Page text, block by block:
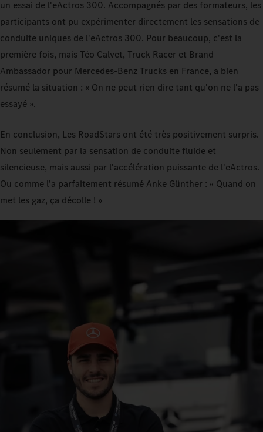
un essai de l'eActros 300. Accompagnés par des formateurs, les
participants ont pu expérimenter directement les sensations de
conduite uniques de l'eActros 300. Pour beaucoup, c'est la
première fois, mais Téo Calvet, Truck Racer et Brand
Ambassador pour Mercedes-Benz Trucks en France, a bien
résumé la situation : « On ne peut rien dire tant qu'on ne l'a pas
essayé ».
En conclusion, Les RoadStars ont été très positivement surpris.
Non seulement par la sensation de conduite fluide et
silencieuse, mais aussi par l'accélération puissante de l'eActros.
Ou comme l'a parfaitement résumé Anke Günther : « Quand on
met les gaz, ça décolle ! »